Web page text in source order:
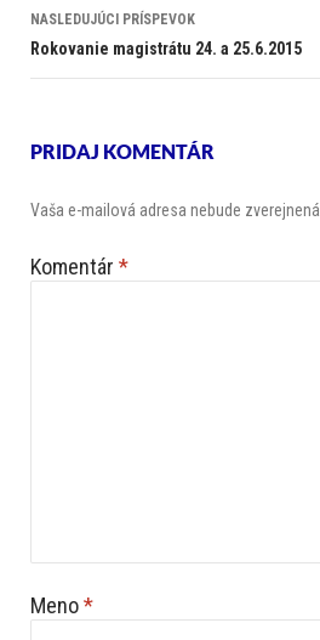
NASLEDUJÚCI PRÍSPEVOK
Rokovanie magistrátu 24. a 25.6.2015
PRIDAJ KOMENTÁR
Vaša e-mailová adresa nebude zverejnená.
Komentár *
Meno*